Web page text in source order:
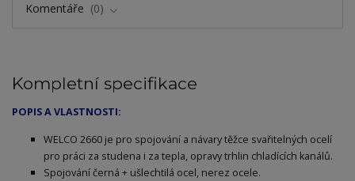
Komentáře
0
Kompletní specifikace
POPIS A VLASTNOSTI:
WELCO 2660 je pro spojování a návary těžce svařitelných ocelí
pro práci za studena i za tepla, opravy trhlin chladících kanálů.
Spojování černá + ušlechtilá ocel, nerez ocele.